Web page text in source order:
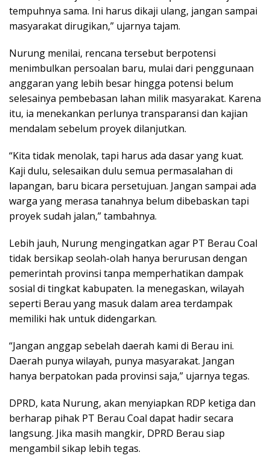
tempuhnya sama. Ini harus dikaji ulang, jangan sampai
masyarakat dirugikan,” ujarnya tajam.
Nurung menilai, rencana tersebut berpotensi
menimbulkan persoalan baru, mulai dari penggunaan
anggaran yang lebih besar hingga potensi belum
selesainya pembebasan lahan milik masyarakat. Karena
itu, ia menekankan perlunya transparansi dan kajian
mendalam sebelum proyek dilanjutkan.
“Kita tidak menolak, tapi harus ada dasar yang kuat.
Kaji dulu, selesaikan dulu semua permasalahan di
lapangan, baru bicara persetujuan. Jangan sampai ada
warga yang merasa tanahnya belum dibebaskan tapi
proyek sudah jalan,” tambahnya.
Lebih jauh, Nurung mengingatkan agar PT Berau Coal
tidak bersikap seolah-olah hanya berurusan dengan
pemerintah provinsi tanpa memperhatikan dampak
sosial di tingkat kabupaten. Ia menegaskan, wilayah
seperti Berau yang masuk dalam area terdampak
memiliki hak untuk didengarkan.
“Jangan anggap sebelah daerah kami di Berau ini.
Daerah punya wilayah, punya masyarakat. Jangan
hanya berpatokan pada provinsi saja,” ujarnya tegas.
DPRD, kata Nurung, akan menyiapkan RDP ketiga dan
berharap pihak PT Berau Coal dapat hadir secara
langsung. Jika masih mangkir, DPRD Berau siap
mengambil sikap lebih tegas.